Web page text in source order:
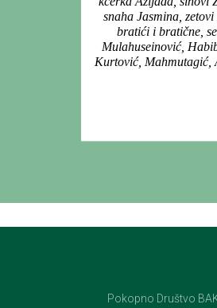
snaha Jasmina,
bratići i bratične,
Mulahuseinović,
Kurtović, Mahmutagić,
Pokopno Društvo